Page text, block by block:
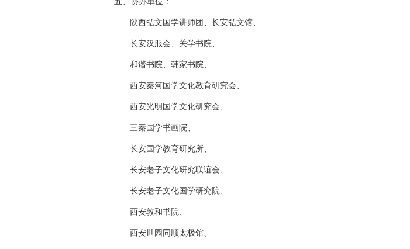
陕西弘文国学讲师团、长安弘文馆、
长安汉服会、关学书院、
和谐书院、 韩家书院、
西安秦河国学文化教育研究会、
西安光明国学文化研究会、
三秦国学书画院、
长安国学教育研究所、
长安老子文化研究联谊会、
长安老子文化国学研究院、
西安敦和书院、
西安世园同顺太极馆、